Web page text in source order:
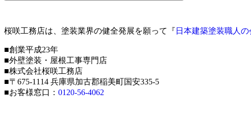
桜咲工務店は、塗装業界の健全発展を願って『 日本建築塗装職人の
■創業平成23年
■外壁塗装・屋根工事専門店
■株式会社桜咲工務店
■〒675-1114 兵庫県加古郡稲美町国安335-5
■お客様窓口： 0120-56-4062